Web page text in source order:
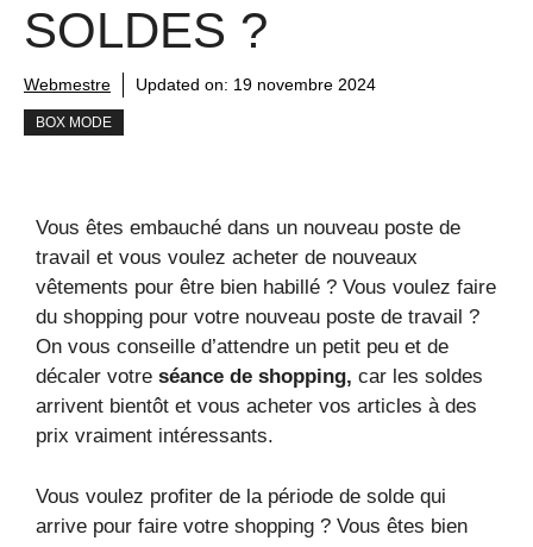
SOLDES ?
Webmestre Updated on: 19 novembre 2024
BOX MODE
Vous êtes embauché dans un nouveau poste de
travail et vous voulez acheter de nouveaux
vêtements pour être bien habillé ? Vous voulez faire
du shopping pour votre nouveau poste de travail ?
On vous conseille d’attendre un petit peu et de
décaler votre séance de shopping, car les soldes
arrivent bientôt et vous acheter vos articles à des
prix vraiment intéressants.
Vous voulez profiter de la période de solde qui
arrive pour faire votre shopping ? Vous êtes bien